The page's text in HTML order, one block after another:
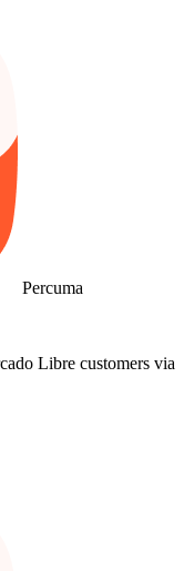
Percuma
Libre customers via